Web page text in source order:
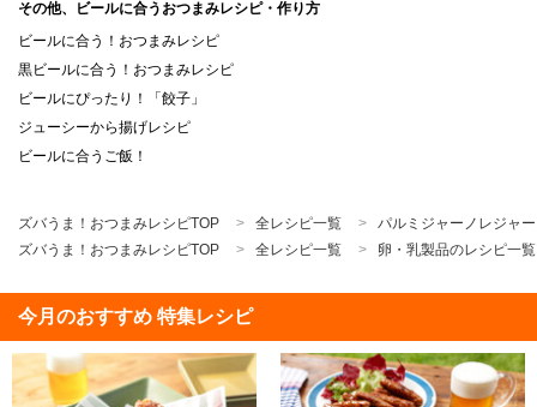
その他、ビールに合うおつまみレシピ・作り方
ビールに合う！おつまみレシピ
黒ビールに合う！おつまみレシピ
ビールにぴったり！「餃子」
ジューシーから揚げレシピ
ビールに合うご飯！
ズバうま！おつまみレシピTOP 全レシピ一覧
パルミジャーノレジャ
ズバうま！おつまみレシピTOP
全レシピ一覧 卵・乳製品のレシピ一覧
今月のおすすめ 特集レシピ